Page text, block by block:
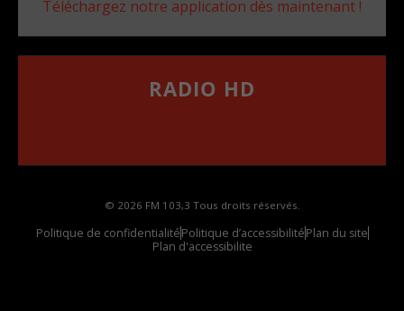
Téléchargez notre application dès maintenant !
RADIO HD
© 2026 FM 103,3 Tous droits réservés.
Politique de confidentialitéPolitique d’accessibilitéPlan du site
Plan d'accessibilite